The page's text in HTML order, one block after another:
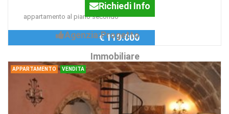
appartamento al piano secondo
Richiedi Info
Agenzia:Progetto
Immobiliare
€ 110.000
APPARTAMENTO VENDITA